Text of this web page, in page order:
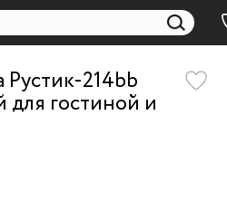
214bb
для гостиной и